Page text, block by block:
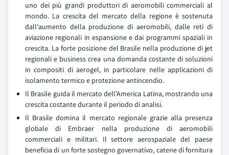
uno dei più grandi produttori di aeromobili commerciali al
mondo. La crescita del mercato della regione è sostenuta
dall'aumento della produzione di aeromobili, dalle reti di
aviazione regionali in espansione e dai programmi spaziali in
crescita. La forte posizione del Brasile nella produzione di jet
regionali e business crea una domanda costante di soluzioni
in compositi di aerogel, in particolare nelle applicazioni di
isolamento termico e protezione antincendio.
Il Brasile guida il mercato dell'America Latina, mostrando una
crescita costante durante il periodo di analisi.
Il Brasile domina il mercato regionale grazie alla presenza
globale di Embraer nella produzione di aeromobili
commerciali e militari. Il settore aerospaziale del paese
beneficia di un forte sostegno governativo, catene di fornitura